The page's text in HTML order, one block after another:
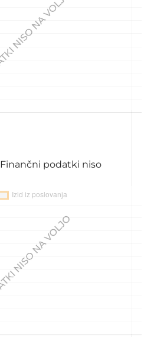
Finančni podatki niso